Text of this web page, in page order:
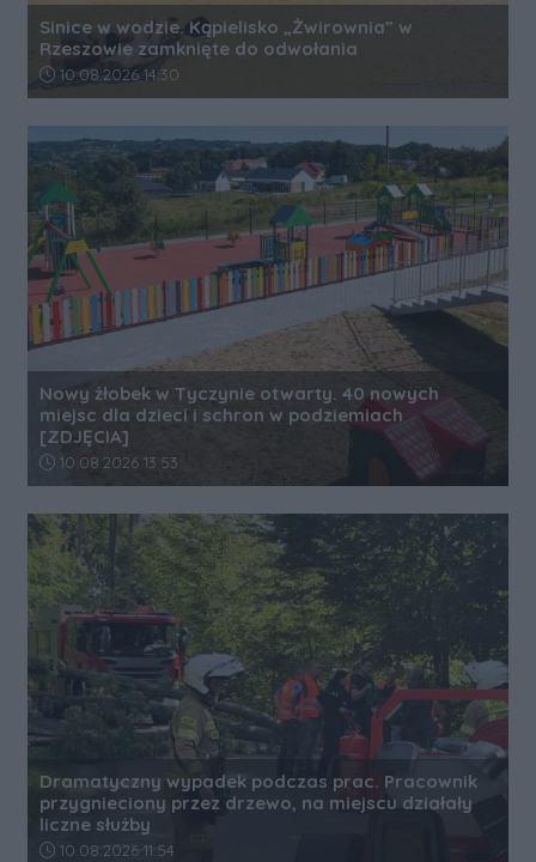
Sinice w wodzie. Kąpielisko „Żwirownia” w
Rzeszowie zamknięte do odwołania
Data dodania artykułu:
10.08.2026 14:30
Nowy żłobek w Tyczynie otwarty. 40 nowych
miejsc dla dzieci i schron w podziemiach
[ZDJĘCIA]
Data dodania artykułu:
10.08.2026 13:53
Dramatyczny wypadek podczas prac. Pracownik
przygnieciony przez drzewo, na miejscu działały
liczne służby
Data dodania artykułu:
10.08.2026 11:54